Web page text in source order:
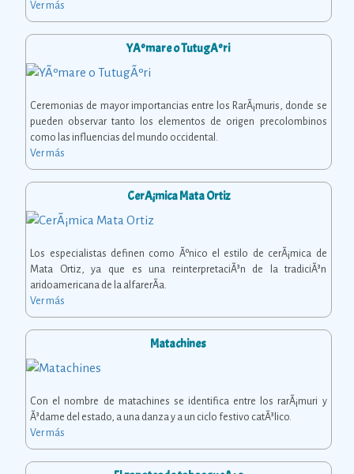
Ver más
YÃºmare o TutugÃºri
Ceremonias de mayor importancias entre los RarÃ¡muris, donde se
pueden observar tanto los elementos de origen precolombinos
como las influencias del mundo occidental.
Ver más
CerÃ¡mica Mata Ortiz
Los especialistas definen como Ãºnico el estilo de cerÃ¡mica de
Mata Ortiz, ya que es una reinterpretaciÃ³n de la tradiciÃ³n
aridoamericana de la alfarerÃ­a.
Ver más
Matachines
Con el nombre de matachines se identifica entre los rarÃ¡muri y
Ã³dame del estado, a una danza y a un ciclo festivo catÃ³lico.
Ver más